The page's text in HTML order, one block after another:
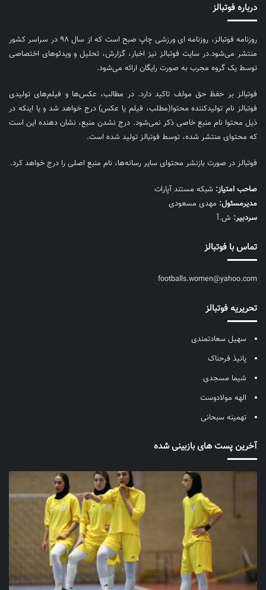
درباره فوتبالز
روزنامه فوتبالز، روزنامه ای ورزشی چاپ صبح است که از سال ۹۸ در سراسر کشور
منتشر می‌شود.در سایت فوتبالز نیز اخبار، گزارش، تحلیل و ویدئوهای اختصاصی
توسط یک گروه مجرب به صورت رایگان ارائه می‌شود.
فوتبالز بر حفظ حق مولف تاکید دارد. در مطالب، عکس‌ها و فیلم‌های تولیدی
فوتبالز نام تولیدکننده محتوا(مطلب، فیلم یا عکس) درج خواهد شد و یا اینکه در
ذیل محتوا نام منبع خاصی ذکر نمی‌‎شود. درج نشدن منبع، نشان دهنده این است
که محتوای منتشر شده، توسط فوتبالز تولید شده است.
فوتبالز در صورت بازنشر محتوای سایر رسانه‌ها، نام منبع اصلی را درج خواهد کرد.
صاحب امتیاز: شبکه مستند آپارات
مديرمسئول: مهدی مسعودی
سردبیر: ش.آ
تماس با فوتبالز
footballs.women@yahoo.com
تحریریه فوتبالز
سهیل سعادتمندی
پانیذ فرحناک
شیما مسجدی
الهه مولادوست
تهمینه سبحانی
آخرین پست های بازبینی شده